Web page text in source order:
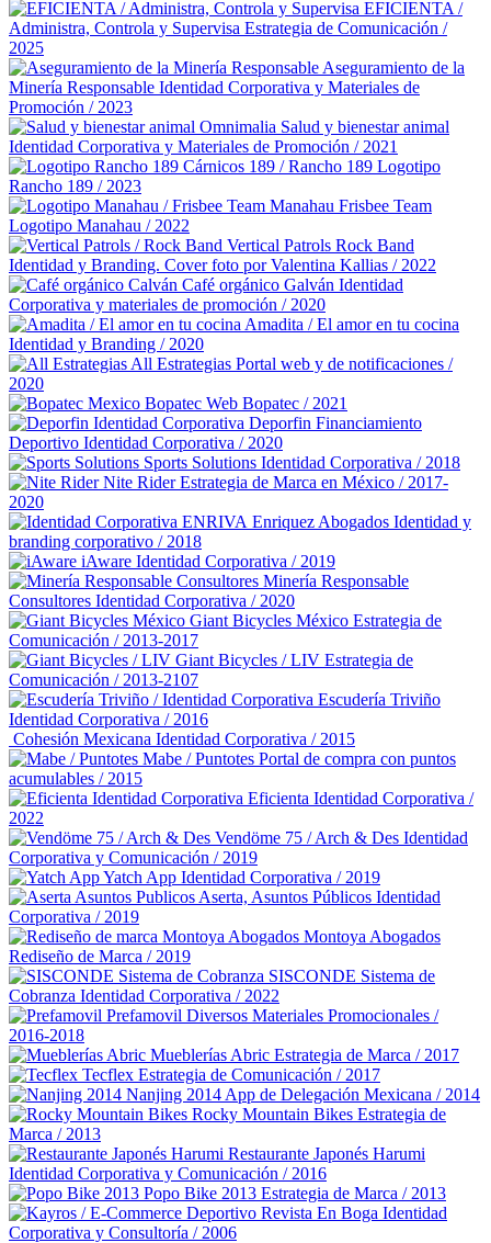
EFICIENTA /
Administra, Controla y Supervisa Estrategia de Comunicación /
2025
Aseguramiento de la
Minería Responsable Identidad Corporativa y Materiales de
Promoción / 2023
Omnimalia Salud y bienestar animal
Identidad Corporativa y Materiales de Promoción / 2021
Cárnicos 189 / Rancho 189 Logotipo
Rancho 189 / 2023
Manahau Frisbee Team
Logotipo Manahau / 2022
Vertical Patrols Rock Band
Identidad y Branding. Cover foto por Valentina Kallias / 2022
Café orgánico Galván Identidad
Corporativa y materiales de promoción / 2020
Amadita / El amor en tu cocina
Identidad y Branding / 2020
All Estrategias Portal web y de notificaciones /
2020
Bopatec Web Bopatec / 2021
Deporfin Financiamiento
Deportivo Identidad Corporativa / 2020
Sports Solutions Identidad Corporativa / 2018
Nite Rider Estrategia de Marca en México / 2017-
2020
Enriquez Abogados Identidad y
branding corporativo / 2018
iAware Identidad Corporativa / 2019
Minería Responsable
Consultores Identidad Corporativa / 2020
Giant Bicycles México Estrategia de
Comunicación / 2013-2017
Giant Bicycles / LIV Estrategia de
Comunicación / 2013-2107
Escudería Triviño
Identidad Corporativa / 2016
Cohesión Mexicana Identidad Corporativa / 2015
Mabe / Puntotes Portal de compra con puntos
acumulables / 2015
Eficienta Identidad Corporativa /
2022
Vendöme 75 / Arch & Des Identidad
Corporativa y Comunicación / 2019
Yatch App Identidad Corporativa / 2019
Aserta, Asuntos Públicos Identidad
Corporativa / 2019
Montoya Abogados
Rediseño de Marca / 2019
SISCONDE Sistema de
Cobranza Identidad Corporativa / 2022
Prefamovil Diversos Materiales Promocionales /
2016-2018
Mueblerías Abric Estrategia de Marca / 2017
Tecflex Estrategia de Comunicación / 2017
Nanjing 2014 App de Delegación Mexicana / 2014
Rocky Mountain Bikes Estrategia de
Marca / 2013
Restaurante Japonés Harumi
Identidad Corporativa y Comunicación / 2016
Popo Bike 2013 Estrategia de Marca / 2013
Revista En Boga Identidad
Corporativa y Consultoría / 2006